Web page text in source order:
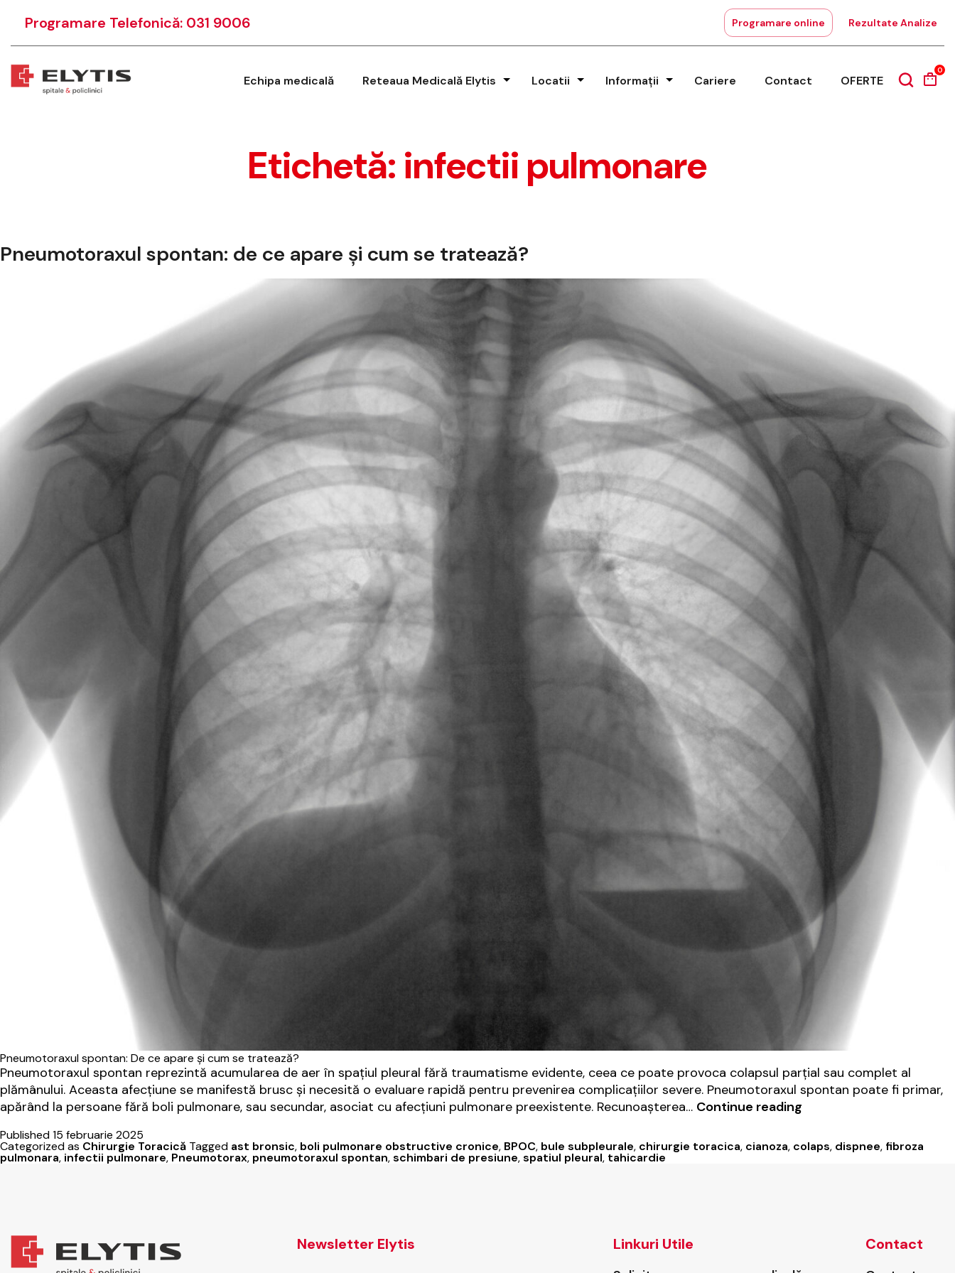
Programare Telefonică: 031 9006 Programare online Rezultate Analize
Echipa medicală Reteaua Medicală Elytis Locatii Informații Cariere Contact OFERTE
0
Etichetă: infectii pulmonare
Pneumotoraxul spontan: de ce apare și cum se tratează?
Pneumotoraxul spontan: De ce apare și cum se tratează?
Pneumotoraxul spontan reprezintă acumularea de aer în spațiul pleural fără traumatisme evidente, ceea ce poate provoca colapsul parțial sau complet al
plămânului. Aceasta afecțiune se manifestă brusc și necesită o evaluare rapidă pentru prevenirea complicațiilor severe. Pneumotoraxul spontan poate fi primar,
apărând la persoane fără boli pulmonare, sau secundar, asociat cu afecțiuni pulmonare preexistente. Recunoașterea… Continue reading
de
Published15 februarie 2025
Categorized as Chirurgie Toracică Tagged ast bronsic, boli pulmonare obstructive cronice, BPOC, bule subpleurale, chirurgie toracica, cianoza, colaps, dispnee, fibroza
pulmonara, infectii pulmonare, Pneumotorax, pneumotoraxul spontan,schimbari de presiune,spatiul pleural, tahicardie
Newsletter Elytis Linkuri Utile Contact